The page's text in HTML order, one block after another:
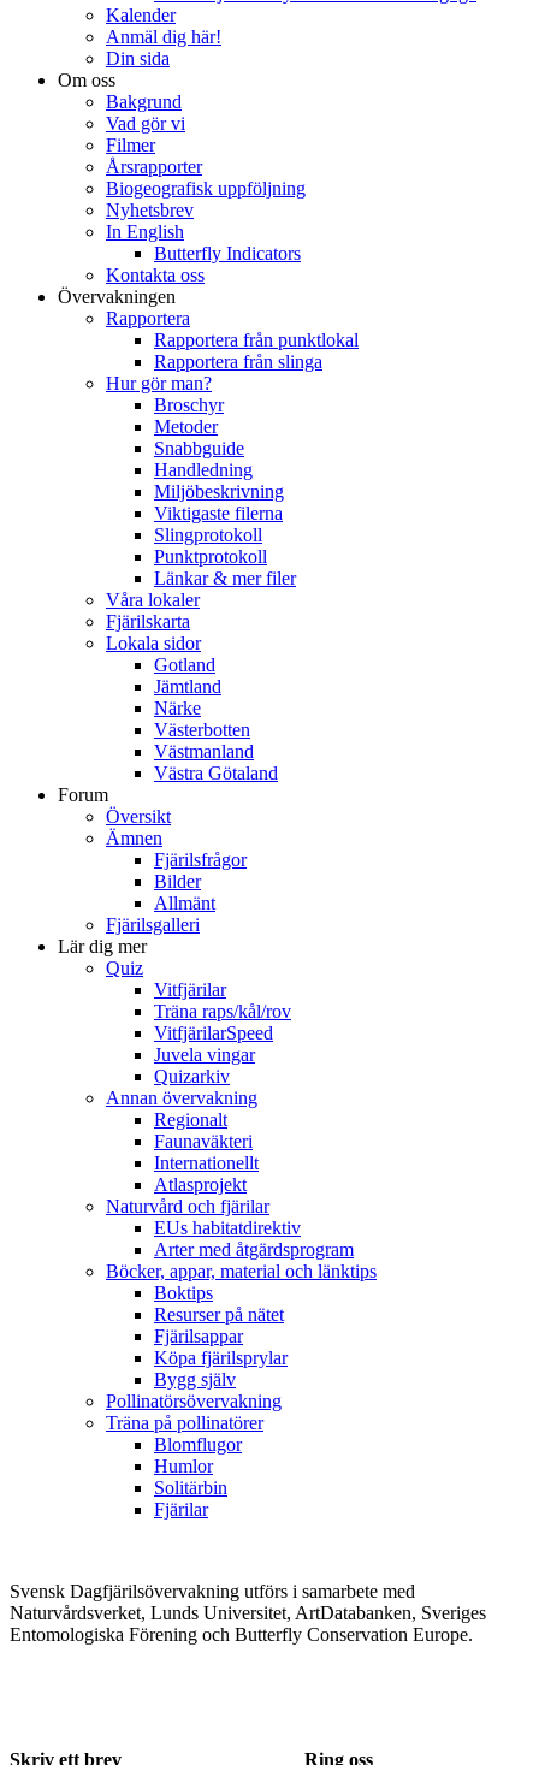
Kalender
Anmäl dig här!
Din sida
Om oss
Bakgrund
Vad gör vi
Filmer
Årsrapporter
Biogeografisk uppföljning
Nyhetsbrev
In English
Butterfly Indicators
Kontakta oss
Övervakningen
Rapportera
Rapportera från punktlokal
Rapportera från slinga
Hur gör man?
Broschyr
Metoder
Snabbguide
Handledning
Miljöbeskrivning
Viktigaste filerna
Slingprotokoll
Punktprotokoll
Länkar & mer filer
Våra lokaler
Fjärilskarta
Lokala sidor
Gotland
Jämtland
Närke
Västerbotten
Västmanland
Västra Götaland
Forum
Översikt
Ämnen
Fjärilsfrågor
Bilder
Allmänt
Fjärilsgalleri
Lär dig mer
Quiz
Vitfjärilar
Träna raps/kål/rov
VitfjärilarSpeed
Juvela vingar
Quizarkiv
Annan övervakning
Regionalt
Faunaväkteri
Internationellt
Atlasprojekt
Naturvård och fjärilar
EUs habitatdirektiv
Arter med åtgärdsprogram
Böcker, appar, material och länktips
Boktips
Resurser på nätet
Fjärilsappar
Köpa fjärilsprylar
Bygg själv
Pollinatörsövervakning
Träna på pollinatörer
Blomflugor
Humlor
Solitärbin
Fjärilar
Svensk Dagfjärilsövervakning utförs i samarbete med
Naturvårdsverket, Lunds Universitet, ArtDatabanken, Sveriges
Entomologiska Förening och Butterfly Conservation Europe.
Skriv ett brev Ring oss